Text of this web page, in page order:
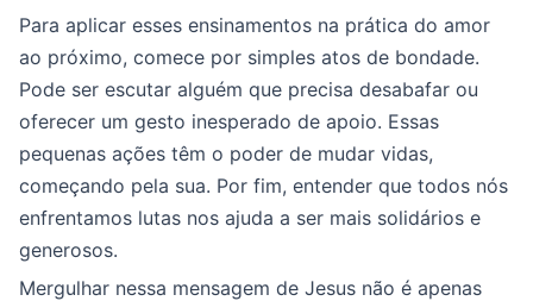
Para aplicar esses ensinamentos na prática do amor
ao próximo, comece por simples atos de bondade.
Pode ser escutar alguém que precisa desabafar ou
oferecer um gesto inesperado de apoio. Essas
pequenas ações têm o poder de mudar vidas,
começando pela sua. Por fim, entender que todos nós
enfrentamos lutas nos ajuda a ser mais solidários e
generosos.
Mergulhar nessa mensagem de Jesus não é apenas